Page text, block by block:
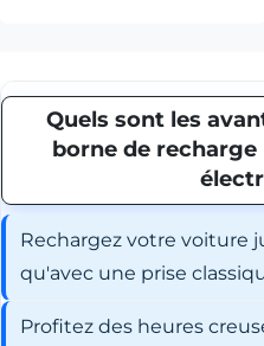
Quels sont les
borne de
Rechargez votre voiture
qu'avec une prise
Profitez des heures